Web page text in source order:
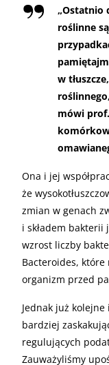
„Ostatnio
roślinne
w
mówi
Ona i jej
że
zmian w genach
i składem bakterii
wzrost liczby
Bacteroides,
organizm przed
Jednak już
bardziej
regulujących
Zauważyliśmy